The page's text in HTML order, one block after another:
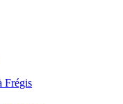
Frégis